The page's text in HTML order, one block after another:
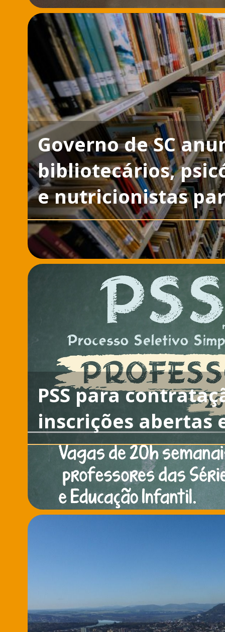
Governo de SC
bibliotecários,
e nutricionistas
PSS para
inscrições abertas